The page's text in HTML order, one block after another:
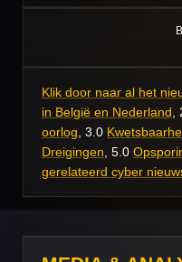
Klik door naar al het
in België en Nederland,
oorlog, 3.0
Dreigingen, 5.0
gerelateerd cyber